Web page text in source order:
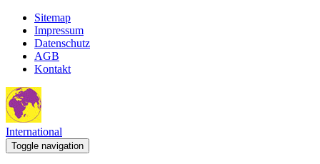
Sitemap
Impressum
Datenschutz
AGB
Kontakt
International
Toggle navigation